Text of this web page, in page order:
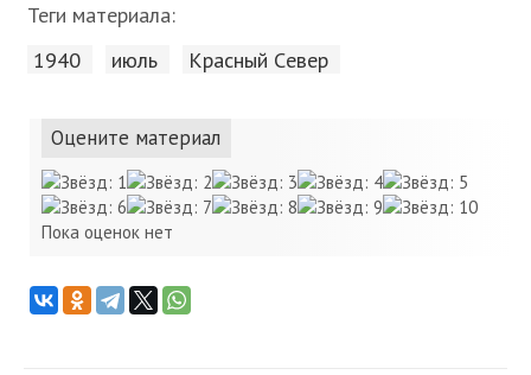
Теги материала:
1940 июль Красный Cевер
Оцените материал
Пока оценок нет